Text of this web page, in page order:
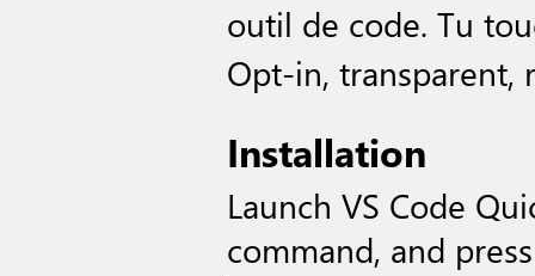
outil de code. Tu
Opt-in, transparent,
Installation
Launch VS Code
command, and